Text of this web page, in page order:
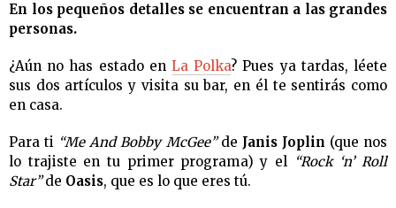
En los pequeños detalles se encuentran a las grandes
personas.
¿Aún no has estado en La Polka? Pues ya tardas, léete
sus dos artículos y visita su bar, en él te sentirás como
en casa.
Para ti “Me And Bobby McGee”de Janis Joplin (que nos
lo trajiste en tu primer programa) y el “Rock ‘n’ Roll
Star”de Oasis, que es lo que eres tú.